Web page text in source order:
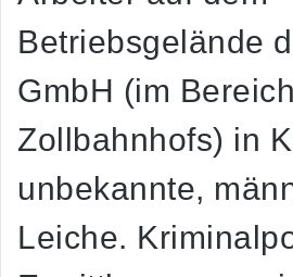
Betriebsgelände
GmbH (im
Zollbahnhofs) in
unbekannte,
Leiche.